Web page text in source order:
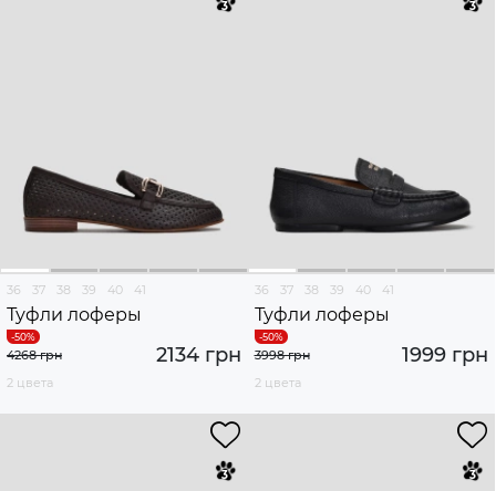
36 37 38 39 40 41
Туфли лоферы
2134 грн
4268 грн
2 цвета
36 37 38 39 40 41
Туфли лоферы
1999 грн
3998 грн
2 цвета